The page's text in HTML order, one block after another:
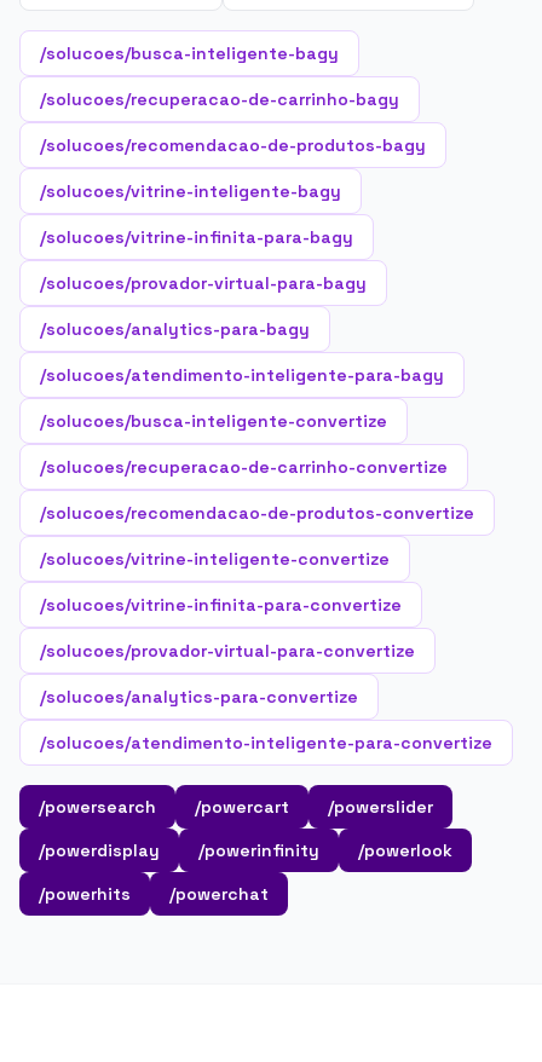
/solucoes/busca-inteligente-bagy
/solucoes/recuperacao-de-carrinho-bagy
/solucoes/recomendacao-de-produtos-bagy
/solucoes/vitrine-inteligente-bagy
/solucoes/vitrine-infinita-para-bagy
/solucoes/provador-virtual-para-bagy
/solucoes/analytics-para-bagy
/solucoes/atendimento-inteligente-para-bagy
/solucoes/busca-inteligente-convertize
/solucoes/recuperacao-de-carrinho-convertize
/solucoes/recomendacao-de-produtos-convertize
/solucoes/vitrine-inteligente-convertize
/solucoes/vitrine-infinita-para-convertize
/solucoes/provador-virtual-para-convertize
/solucoes/analytics-para-convertize
/solucoes/atendimento-inteligente-para-convertize
/powersearch /powercart
/powerslider
/powerdisplay
/powerinfinity
/powerlook
/powerhits
/powerchat